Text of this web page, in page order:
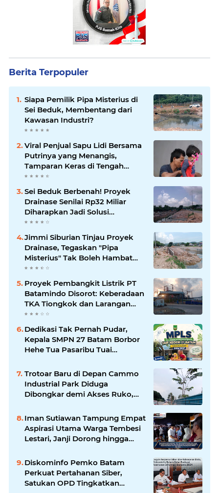
Berita Terpopuler
Siapa Pemilik Pipa Misterius di
Sei Beduk, Membentang dari
Kawasan Industri?
Viral Penjual Sapu Lidi Bersama
Putrinya yang Menangis,
Tamparan Keras di Tengah
Maraknya Korupsi
Sei Beduk Berbenah! Proyek
Drainase Senilai Rp32 Miliar
Diharapkan Jadi Solusi
Permanen Atasi Banjir
Jimmi Siburian Tinjau Proyek
Drainase, Tegaskan "Pipa
Misterius" Tak Boleh Hambat
Pembangunan di Sei Beduk
Proyek Pembangkit Listrik PT
Batamindo Disorot: Keberadaan
TKA Tiongkok dan Larangan
Liputan Wartawan Jadi
Perhatian
Dedikasi Tak Pernah Pudar,
Kepala SMPN 27 Batam Borbor
Hehe Tua Pasaribu Tuai
Trotoar Baru di Depan Cammo
Industrial Park Diduga
Dibongkar demi Akses Ruko,
Iman Sutiawan Tampung Empat
Aspirasi Utama Warga Tembesi
Lestari, Janji Dorong hingga
Diskominfo Pemko Batam
Perkuat Pertahanan Siber,
Satukan OPD Tingkatkan